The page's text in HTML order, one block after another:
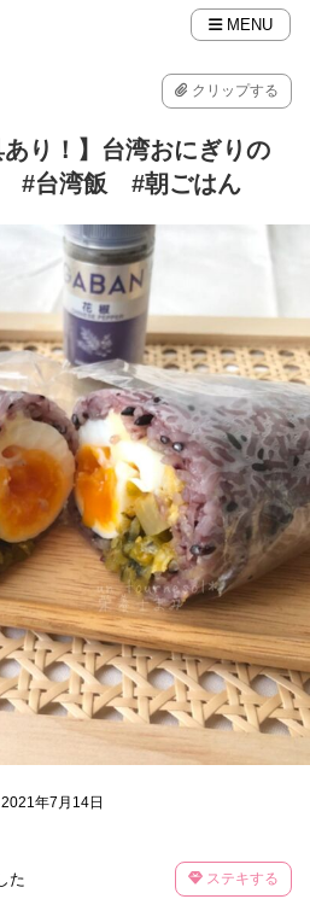
MENU
クリップする
あり！】台湾おにぎりの
#台湾飯 #朝ごはん
年7月14日
た ステキする